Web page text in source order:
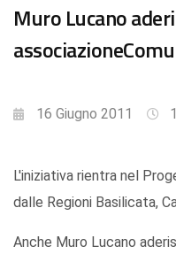
Muro Lucano
16 Giugno 2011
L'iniziativa rientra nel
dalle Regioni Basilicata,
Anche Muro Lucano